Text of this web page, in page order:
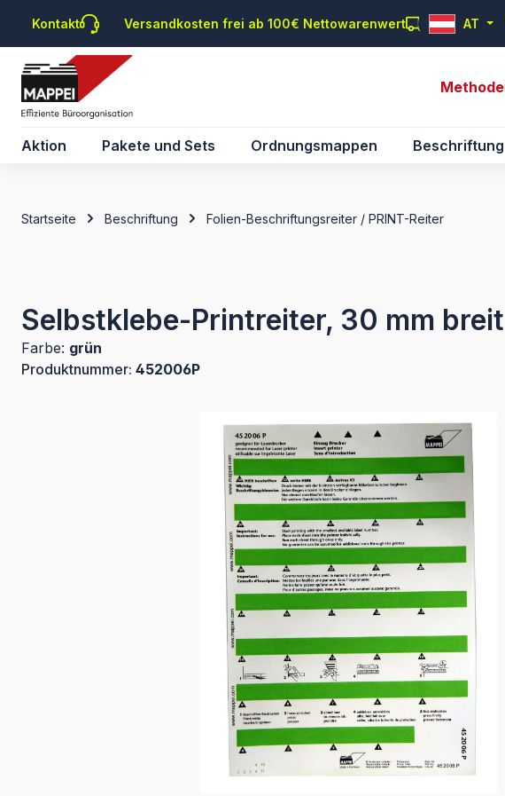
Hauptinhalt springen
Zur Suche springen
Zur Hauptnavigation springen
Kontakt Versandkosten frei ab 100€ Nettowarenwert AT
Aktion Pakete und Sets Ordnungsmappen Beschriftung
Startseite Beschriftung Folien-Beschriftungsreiter / PRINT-Reiter
Selbstklebe-Printreiter, 30 mm breit
Farbe: grün
Produktnummer: 452006P